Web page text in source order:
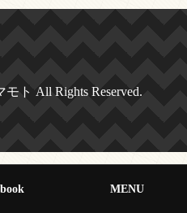
ト All Rights Reserved.
MENU